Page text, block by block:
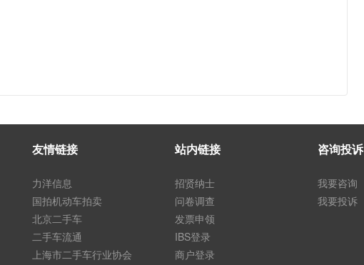
友情链接
力洋信息
国拍机动车拍卖
北京二手车
二手车流通
上海市二手车行业协会
站内链接
招贤纳士
问卷调查
发票申领
IBS登录
商户登录
咨询投诉
我要咨询
我要投诉